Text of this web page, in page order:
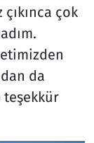
çok
da
teşekkür